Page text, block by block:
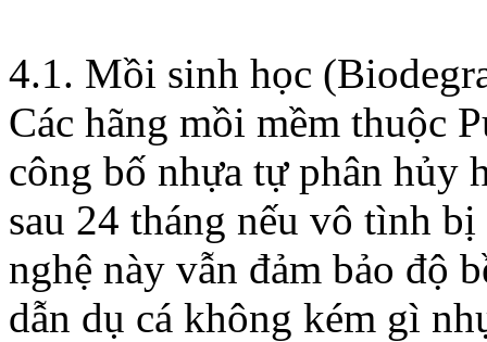
4.1. Mồi sinh học
Các hãng mồi mềm thuộc
công bố nhựa tự phân hủy
sau 24 tháng nếu vô tình
nghệ này vẫn đảm bảo độ
dẫn dụ cá không kém gì